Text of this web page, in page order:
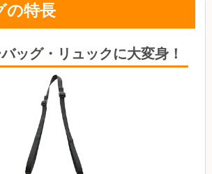
の特長
ッグ・リュックに大変身！